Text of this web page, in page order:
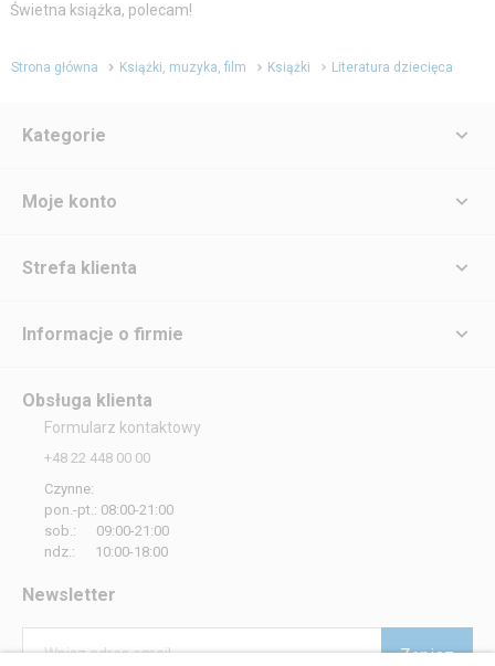
Świetna książka, polecam!
Strona główna Książki, muzyka, film Książki Literatura dziecięca
Kategorie
Moje konto
Strefa klienta
Informacje o firmie
Obsługa klienta
Formularz kontaktowy
+48 22 448 00 00
Czynne:
pon.-pt.: 08:00-21:00
sob.: 09:00-21:00
ndz.: 10:00-18:00
Newsletter
Wpisz adres email Zapisz